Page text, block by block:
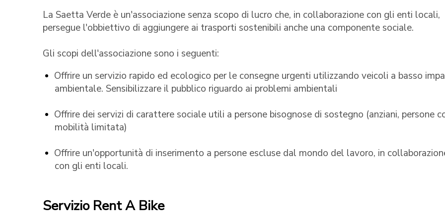
La Saetta Verde è un'associazione senza scopo di lucro che, in collaborazione con gli enti locali,
persegue l'obbiettivo di aggiungere ai trasporti sostenibili anche una componente sociale.
Gli scopi dell'associazione sono i seguenti:
Offrire un servizio rapido ed ecologico per le consegne urgenti utilizzando veicoli a basso
ambientale. Sensibilizzare il pubblico riguardo ai problemi ambientali
Offrire dei servizi di carattere sociale utili a persone bisognose di sostegno (anziani, persone
mobilità limitata)
Offrire un'opportunità di inserimento a persone escluse dal mondo del lavoro, in
con gli enti locali.
Servizio Rent A Bike